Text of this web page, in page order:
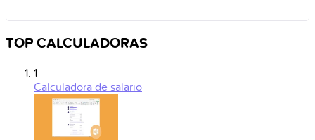
TOP CALCULADORAS
1
Calculadora de salario